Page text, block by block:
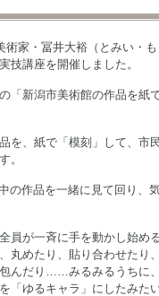
術家・冨井大裕（とみい・も
技講座を開催しました。
「新潟市美術館の作品を紙
を、紙で「模刻」して、市
。
の作品を一緒に見て回り、
員が一斉に手を動かし始め
丸めたり、貼り合わせたり
んだり……みるみるうちに
「ゆるキャラ」にしたみた